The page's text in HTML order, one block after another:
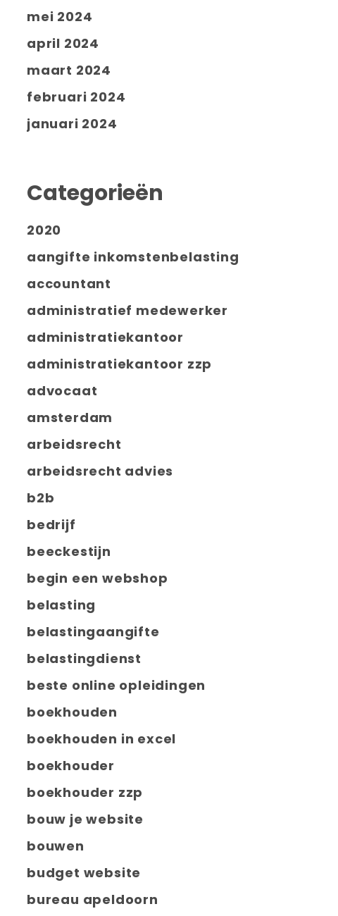
mei 2024
april 2024
maart 2024
februari 2024
januari 2024
Categorieën
2020
aangifte inkomstenbelasting
accountant
administratief medewerker
administratiekantoor
administratiekantoor zzp
advocaat
amsterdam
arbeidsrecht
arbeidsrecht advies
b2b
bedrijf
beeckestijn
begin een webshop
belasting
belastingaangifte
belastingdienst
beste online opleidingen
boekhouden
boekhouden in excel
boekhouder
boekhouder zzp
bouw je website
bouwen
budget website
bureau apeldoorn